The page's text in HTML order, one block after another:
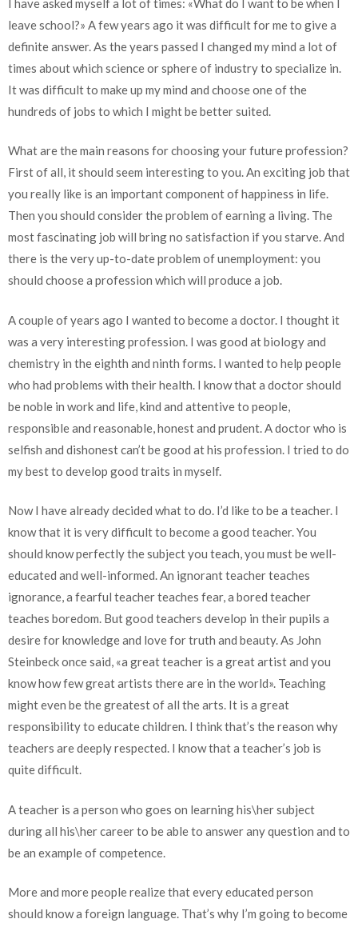
I have asked myself a lot of times: «What do I want to be when I
leave school?» A few years ago it was difficult for me to give a
definite answer. As the years passed I changed my mind a lot of
times about which science or sphere of industry to specialize in.
It was difficult to make up my mind and choose one of the
hundreds of jobs to which I might be better suited.
What are the main reasons for choosing your future profession?
First of all, it should seem interesting to you. An exciting job that
you really like is an important component of happiness in life.
Then you should consider the problem of earning a living. The
most fascinating job will bring no satisfaction if you starve. And
there is the very up-to-date problem of unemployment: you
should choose a profession which will produce a job.
A couple of years ago I wanted to become a doctor. I thought it
was a very interesting profession. I was good at biology and
chemistry in the eighth and ninth forms. I wanted to help people
who had problems with their health. I know that a doctor should
be noble in work and life, kind and attentive to people,
responsible and reasonable, honest and prudent. A doctor who is
selfish and dishonest can’t be good at his profession. I tried to do
my best to develop good traits in myself.
Now I have already decided what to do. I’d like to be a teacher. I
know that it is very difficult to become a good teacher. You
should know perfectly the subject you teach, you must be well-
educated and well-informed. An ignorant teacher teaches
ignorance, a fearful teacher teaches fear, a bored teacher
teaches boredom. But good teachers develop in their pupils a
desire for knowledge and love for truth and beauty. As John
Steinbeck once said, «a great teacher is a great artist and you
know how few great artists there are in the world». Teaching
might even be the greatest of all the arts. It is a great
responsibility to educate children. I think that’s the reason why
teachers are deeply respected. I know that a teacher’s job is
quite difficult.
A teacher is a person who goes on learning his\her subject
during all his\her career to be able to answer any question and to
be an example of competence.
More and more people realize that every educated person
should know a foreign language. That’s why I’m going to become